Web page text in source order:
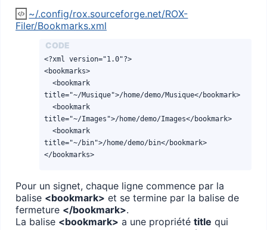
~/.config/rox.sourceforge.net/ROX-
Filer/Bookmarks.xml
<?xml version="1.0"?>
<bookmarks>
title="~/Musique">/home/demo/Musique</bookmark>
title="~/Images">/home/demo/Images</bookmark>
title="~/bin">/home/demo/bin</bookmark>
</bookmarks>
Pour un signet, chaque ligne commence par la
balise <bookmark> et se termine par la balise de
fermeture </bookmark>.
La balise <bookmark> a une propriété title qui